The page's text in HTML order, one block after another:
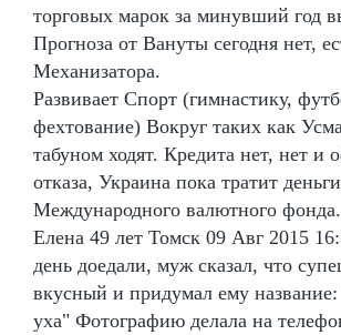
торговых марок за минувший год
Прогноза от Вануты сегодня нет,
Механизатора.
Развивает Спорт (гимнастику,
фехтование) Вокруг таких как
табуном ходят. Кредита нет, нет и
отказа, Украина пока тратит деньги
Международного валютного
Елена 49 лет Томск 09 Авг 2015
день доедали, муж сказал, что
вкусный и придумал ему
уха" Фотографию делала на